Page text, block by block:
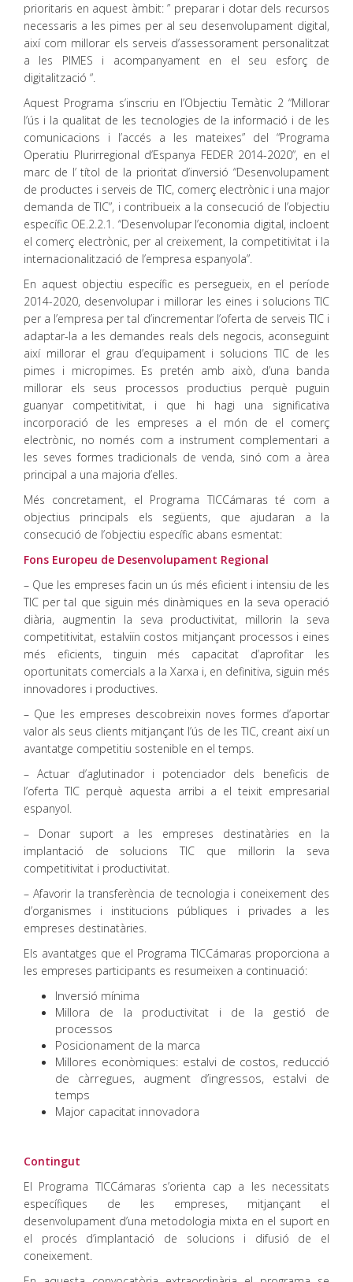
prioritaris en aquest àmbit: ” preparar i dotar dels recursos
necessaris a les pimes per al seu desenvolupament digital,
així com millorar els serveis d’assessorament personalitzat
a les PIMES i acompanyament en el seu esforç de
digitalització “.
Aquest Programa s’inscriu en l’Objectiu Temàtic 2 “Millorar
l’ús i la qualitat de les tecnologies de la informació i de les
comunicacions i l’accés a les mateixes” del “Programa
Operatiu Plurirregional d’Espanya FEDER 2014-2020”, en el
marc de l’ títol de la prioritat d’inversió “Desenvolupament
de productes i serveis de TIC, comerç electrònic i una major
demanda de TIC”, i contribueix a la consecució de l’objectiu
específic OE.2.2.1. “Desenvolupar l’economia digital, incloent
el comerç electrònic, per al creixement, la competitivitat i la
internacionalització de l’empresa espanyola”.
En aquest objectiu específic es persegueix, en el període
2014-2020, desenvolupar i millorar les eines i solucions TIC
per a l’empresa per tal d’incrementar l’oferta de serveis TIC i
adaptar-la a les demandes reals dels negocis, aconseguint
així millorar el grau d’equipament i solucions TIC de les
pimes i micropimes. Es pretén amb això, d’una banda
millorar els seus processos productius perquè puguin
guanyar competitivitat, i que hi hagi una significativa
incorporació de les empreses a el món de el comerç
electrònic, no només com a instrument complementari a
les seves formes tradicionals de venda, sinó com a àrea
principal a una majoria d’elles.
Més concretament, el Programa TICCámaras té com a
objectius principals els següents, que ajudaran a la
consecució de l’objectiu específic abans esmentat:
Fons Europeu de Desenvolupament Regional
– Que les empreses facin un ús més eficient i intensiu de les
TIC per tal que siguin més dinàmiques en la seva operació
diària, augmentin la seva productivitat, millorin la seva
competitivitat, estalviïn costos mitjançant processos i eines
més eficients, tinguin més capacitat d’aprofitar les
oportunitats comercials a la Xarxa i, en definitiva, siguin més
innovadores i productives.
– Que les empreses descobreixin noves formes d’aportar
valor als seus clients mitjançant l’ús de les TIC, creant així un
avantatge competitiu sostenible en el temps.
– Actuar d’aglutinador i potenciador dels beneficis de
l’oferta TIC perquè aquesta arribi a el teixit empresarial
espanyol.
– Donar suport a les empreses destinatàries en la
implantació de solucions TIC que millorin la seva
competitivitat i productivitat.
– Afavorir la transferència de tecnologia i coneixement des
d’organismes i institucions públiques i privades a les
empreses destinatàries.
Els avantatges que el Programa TICCámaras proporciona a
les empreses participants es resumeixen a continuació:
Inversió mínima
Millora de la productivitat i de la gestió de
processos
Posicionament de la marca
Millores econòmiques: estalvi de costos, reducció
de càrregues, augment d’ingressos, estalvi de
temps
Major capacitat innovadora
Contingut
El Programa TICCámaras s’orienta cap a les necessitats
específiques de les empreses, mitjançant el
desenvolupament d’una metodologia mixta en el suport en
el procés d’implantació de solucions i difusió de el
coneixement.